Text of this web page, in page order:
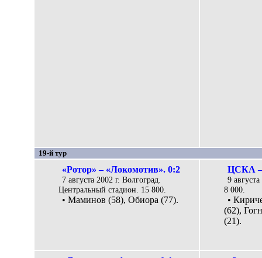
19-й тур
«Ротор» – «Локомотив». 0:2
7 августа 2002 г. Волгоград.
Центральный стадион. 15 800.
• Маминов (58), Обиора (77).
ЦСКА –
9
8 000.
•
(62),
(21).